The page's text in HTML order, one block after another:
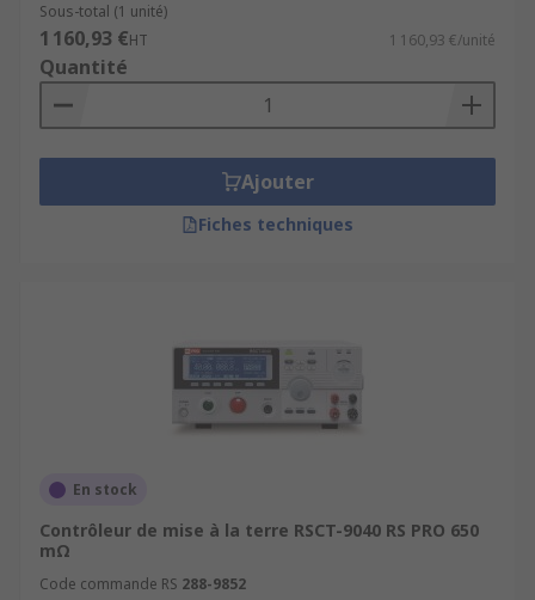
Sous-total (1 unité)
1 160,93 €HT 1 160,93 €/unité
Quantité
Ajouter
Fiches techniques
En stock
Contrôleur de mise à la terre RSCT-9040 RS PRO 650
mΩ
Code commande RS 288-9852